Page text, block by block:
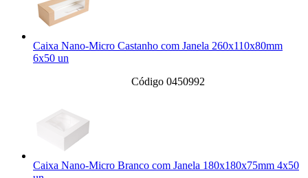
Caixa Nano-Micro Castanho com Janela 260x110x80mm
6x50 un
Código 0450992
Caixa Nano-Micro Branco com Janela 180x180x75mm 4x50